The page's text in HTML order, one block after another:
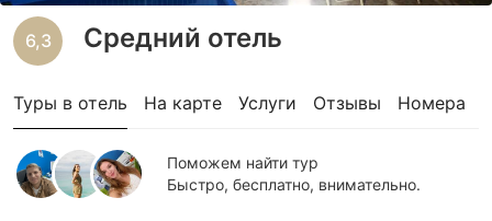
6,3 Средний отель
Туры в отель На карте Услуги Отзывы Номера
Поможем найти тур
Быстро, бесплатно, внимательно.